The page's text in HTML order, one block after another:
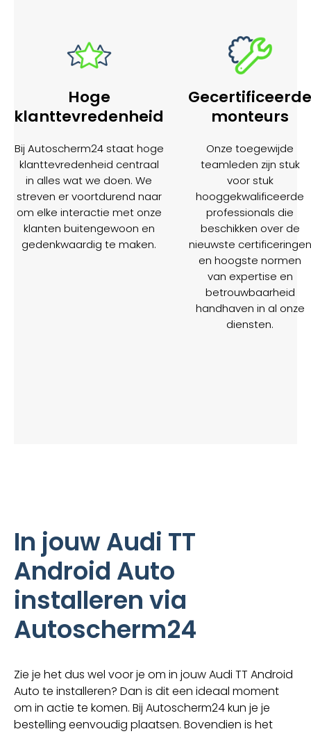
Hoge
klanttevredenheid
Bij Autoscherm24 staat hoge
klanttevredenheid centraal
in alles wat we doen. We
streven er voortdurend naar
om elke interactie met onze
klanten buitengewoon en
gedenkwaardig te maken.
Gecertificeerde
monteurs
Onze toegewijde
teamleden zijn stuk
voor stuk
hooggekwalificeerde
professionals die
beschikken over de
nieuwste certificeringen
en hoogste normen
van expertise en
betrouwbaarheid
handhaven in al onze
diensten.
In jouw Audi TT
Android Auto
installeren via
Autoscherm24
Zie je het dus wel voor je om in jouw Audi TT Android
Auto te installeren? Dan is dit een ideaal moment
om in actie te komen. Bij Autoscherm24 kun je je
bestelling eenvoudig plaatsen. Bovendien is het